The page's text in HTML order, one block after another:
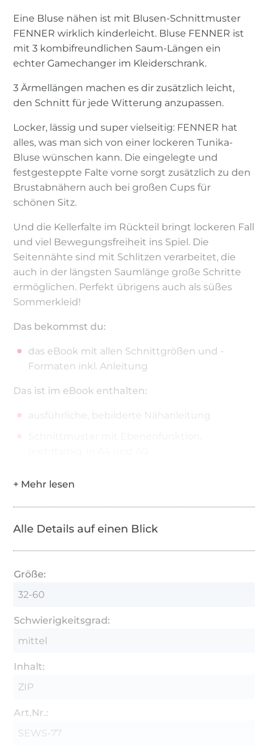
Eine Bluse nähen ist mit Blusen-Schnittmuster
FENNER wirklich kinderleicht. Bluse FENNER ist
mit 3 kombifreundlichen Saum-Längen ein
echter Gamechanger im Kleiderschrank.
3 Ärmellängen machen es dir zusätzlich leicht,
den Schnitt für jede Witterung anzupassen.
Locker, lässig und super vielseitig: FENNER hat
alles, was man sich von einer lockeren Tunika-
Bluse wünschen kann. Die eingelegte und
festgesteppte Falte vorne sorgt zusätzlich zu den
Brustabnähern auch bei großen Cups für
schönen Sitz.
Und die Kellerfalte im Rückteil bringt lockeren Fall
und viel Bewegungsfreiheit ins Spiel. Die
Seitennähte sind mit Schlitzen verarbeitet, die
auch in der längsten Saumlänge große Schritte
ermöglichen. Perfekt übrigens auch als süßes
Sommerkleid!
Das bekommst du:
das eBook mit allen Schnittgrößen und -
Formaten inkl. Anleitung
Das ist im eBook enthalten:
ausführliche, bebilderte Nähanleitung
Ärmel in Kurz-, 3/4- und Langarm
als Blusenshirt, Tunika oder Kleid nähbar
Faltschablone + Steppschablone für einfache
Verarbeitung
Alle Details auf einen Blick
Größe:
32-60
Schwierigkeitsgrad:
mittel
Inhalt:
ZIP
Art.Nr.:
SEWS-77